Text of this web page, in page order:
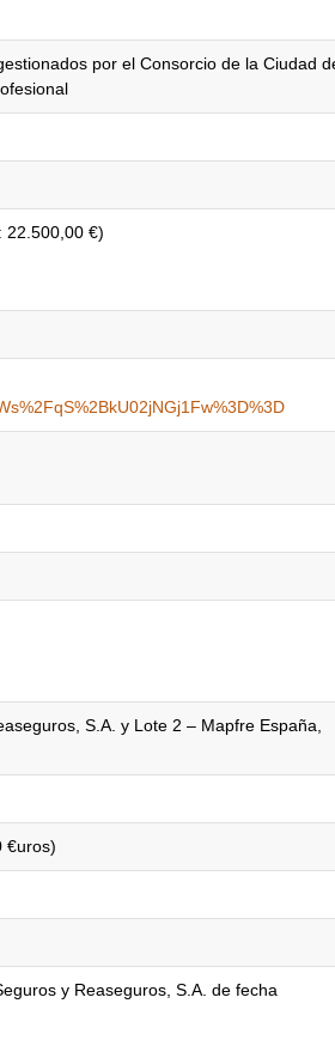
por el Consorcio de la Ciudad
22.500,00 €)
S.A. y Lote 2 – Mapfre España,
€uros)
y Reaseguros, S.A. de fecha